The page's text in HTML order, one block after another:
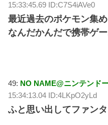
15:33:45.69 ID:C7S4iAVe0
最近過去のポケモン集
なんだかんだで携帯ゲ
49: NO NAME@ニンテンド
15:34:13.04 ID:4LKpO2yLd
ふと思い出してファン